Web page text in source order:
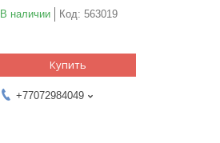
В наличии Код: 563019
Купить
+77072984049